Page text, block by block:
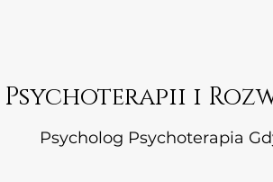
Psycholog Psychoterapia